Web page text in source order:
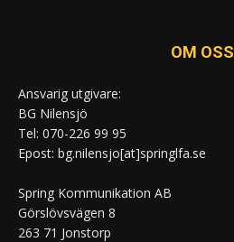
OM OSS
Ansvarig utgivare:
BG Nilensjö
Tel: 070-226 99 95
Epost: bg.nilensjo[at]springlfa.se
Spring Kommunikation AB
Görslövsvägen 8
263 71 Jonstorp